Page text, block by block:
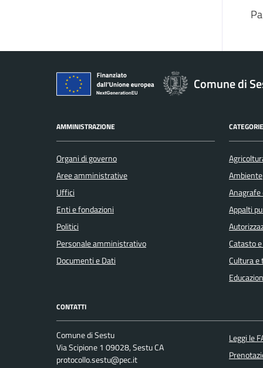
Comune di
AMMINISTRAZIONE
Organi di governo
Aree amministrative
Uffici
Enti e fondazioni
Politici
Personale amministrativo
Documenti e Dati
Ambiente
Appalti
Catasto
Cultura e
CONTATTI
Comune di Sestu
Via Scipione 1 09028, Sestu CA
protocollo.sestu@pec.it
Leggi le